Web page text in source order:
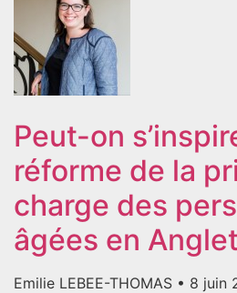
Peut-on
réforme de la
charge des
âgées en
Emilie LEBEE-THOMAS 8 juin